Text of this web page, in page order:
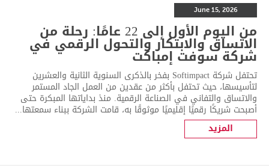
June 15, 2026
من اليوم الأول إلى 22 عامًا: رحلة من
الاتساق والابتكار والتحول الرقمي في
شركة سوفت إمباكت
تحتفل شركة Softimpact بفخر بالذكرى السنوية الثانية والعشرين
لتأسيسها، حيث تحتفل بأكثر من عقدين من العمل الجاد المستمر
والاتساق والتفاني في الصناعة الرقمية. منذ بداياتها المبكرة حتى
أصبحت شريكًا رقميًا إقليميًا موثوقًا به، قامت الشركة ببناء سمعتها...
المزيد